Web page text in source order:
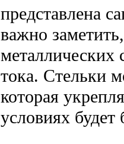
представлена
важно
тока. Стельки
которая
условиях будет